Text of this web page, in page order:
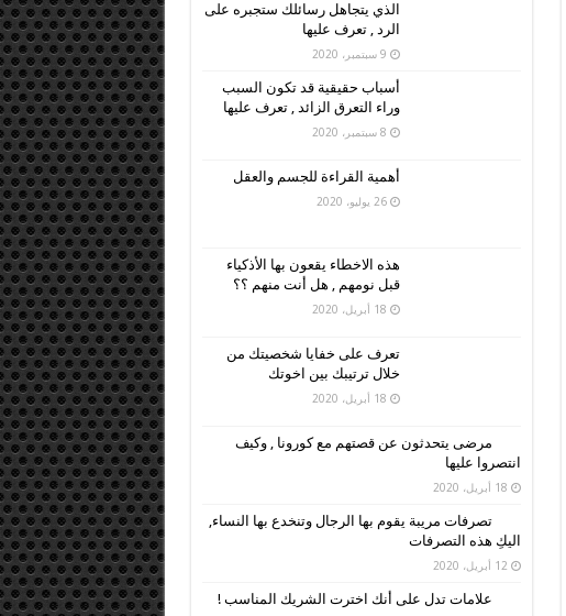
الذي يتجاهل رسائلك ستجبره على
الرد , تعرف عليها
9 سبتمبر، 2020
أسباب حقيقية قد تكون السبب
وراء التعرق الزائد , تعرف عليها
8 سبتمبر، 2020
أهمية القراءة للجسم والعقل
26 يوليو، 2020
هذه الاخطاء يقعون بها الأذكياء
قبل نومهم , هل أنت منهم ؟؟
18 أبريل، 2020
تعرف على خفايا شخصيتك من
خلال ترتيبك بين اخوتك
18 أبريل، 2020
مرضى يتحدثون عن قصتهم مع كورونا , وكيف
انتصروا عليها
18 أبريل، 2020
تصرفات مريبة يقوم بها الرجال وتنخدع بها النساء,
اليكِ هذه التصرفات
12 أبريل، 2020
علامات تدل على أنك اخترت الشريك المناسب !